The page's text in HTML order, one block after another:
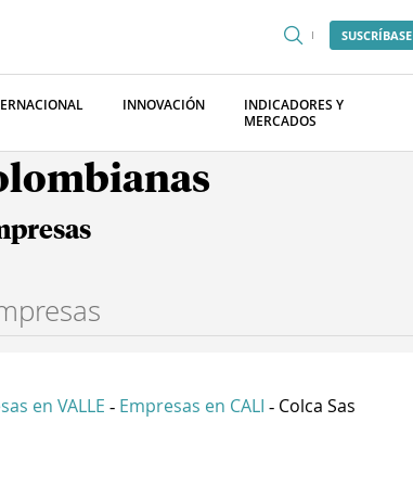
SUSCRÍBASE
INNOVACIÓN
INDICADORES Y
MERCADOS
en VALLE - Empresas en CALI - Colca Sas